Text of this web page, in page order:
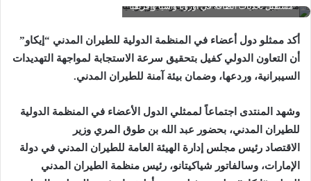
مستقبل تحديات الطاقة في أوروبا وآسيا وإفريقيا
أكد ممثلو دول أعضاء في المنظمة الدولية للطيران المدني “إيكاو”
أن التعاون الدولي كفيل بتحقيق سرعة الاستجابة لمواجهة التهديدات
السيبرانية، وردعها، وضمان بيئة آمنة للطيران المدني.
وشهد المنتدى اجتماعاً لممثلي الدول الأعضاء في المنظمة الدولية
للطيران المدني، بحضور عبد الله بن طوق المري وزير
الاقتصاد رئيس مجلس إدارة الهيئة العامة للطيران المدني في دولة
الإمارات، وسالفاتور شياكيتانو، رئيس منظمة الطيران المدني